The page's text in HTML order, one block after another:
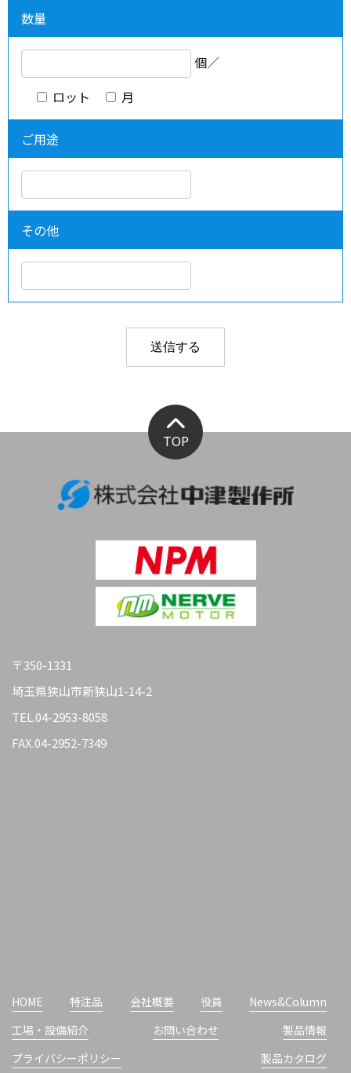
数量
個／
ロット
月
ご用途
その他
TOP
〒350-1331
埼玉県狭山市新狭山1-14-2
TEL.04-2953-8058
FAX.04-2952-7349
HOME 特注品 会社概要 役員
News&Column
工場・設備紹介
お問い合わせ
製品情報
プライバシーポリシー
製品カタログ